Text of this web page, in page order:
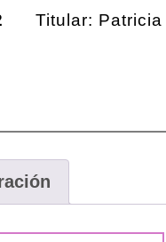
Titular: Patricia